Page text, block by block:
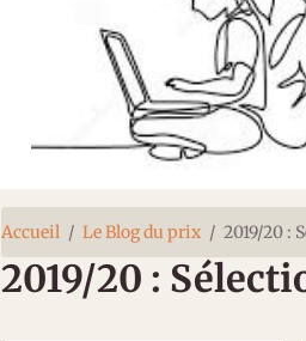
Accueil Le Blog du prix 2019/20 :
2019/20 :